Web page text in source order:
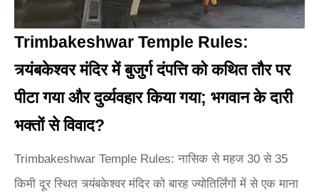
Trimbakeshwar Temple Rules:
त्र्यंबकेश्वर मंदिर में बुजुर्ग दंपत्ति को कथित तौर पर
पीटा गया और दुर्व्यवहार किया गया; भगवान के दारी
भक्तों से विवाद?
Trimbakeshwar Temple Rules: नासिक से महज 30 से 35
किमी दूर स्थित त्र्यंबकेश्वर मंदिर को बारह ज्योतिर्लिंगों में से एक माना